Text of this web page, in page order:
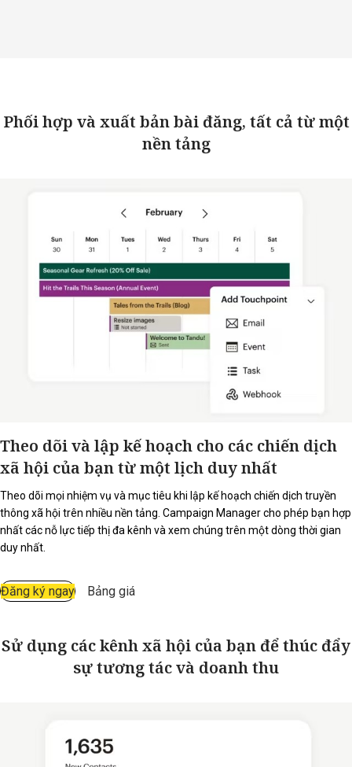
Phối hợp và xuất bản bài đăng, tất cả từ một
nền tảng
Theo dõi và lập kế hoạch cho các chiến dịch
xã hội của bạn từ một lịch duy nhất
Theo dõi mọi nhiệm vụ và mục tiêu khi lập kế hoạch chiến dịch truyền
thông xã hội trên nhiều nền tảng. Campaign Manager cho phép bạn hợp
nhất các nỗ lực tiếp thị đa kênh và xem chúng trên một dòng thời gian
duy nhất.
Đăng ký ngay Bảng giá
Sử dụng các kênh xã hội của bạn để thúc đẩy
sự tương tác và doanh thu